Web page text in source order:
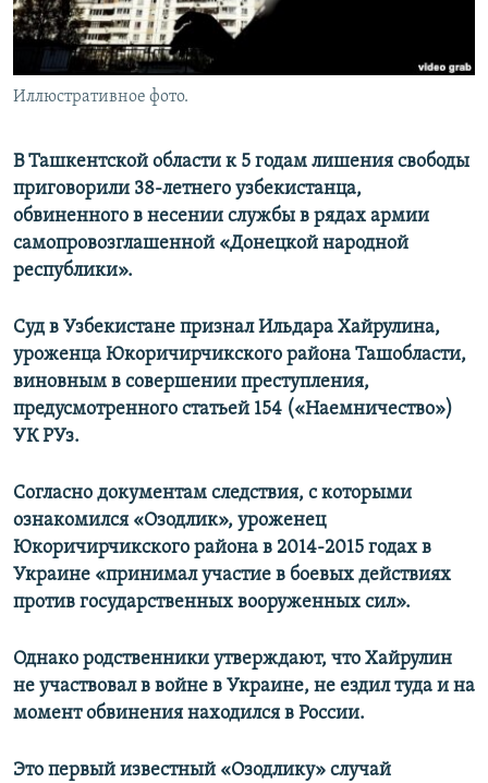
Иллюстративное фото.
В Ташкентской области к 5 годам лишения свободы
приговорили 38-летнего узбекистанца,
обвиненного в несении службы в рядах армии
самопровозглашенной «Донецкой народной
республики».
Суд в Узбекистане признал Ильдара Хайрулина,
уроженца Юкоричирчикского района Ташобласти,
виновным в совершении преступления,
предусмотренного статьей 154 («Наемничество»)
УК РУз.
Согласно документам следствия, с которыми
ознакомился «Озодлик», уроженец
Юкоричирчикского района в 2014-2015 годах в
Украине «принимал участие в боевых действиях
против государственных вооруженных сил».
Однако родственники утверждают, что Хайрулин
не участвовал в войне в Украине, не ездил туда и на
момент обвинения находился в России.
Это первый известный «Озодлику» случай